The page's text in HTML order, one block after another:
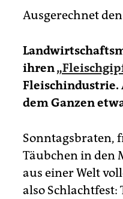
Ausgerechnet
ihren
Fleischindustrie.
dem Ganzen
Sonntagsbraten,
Täubchen in den
aus einer Welt
also Schlachtfest: